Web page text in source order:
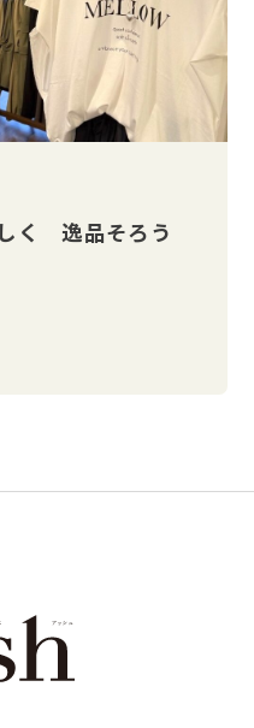
く 逸品そろう